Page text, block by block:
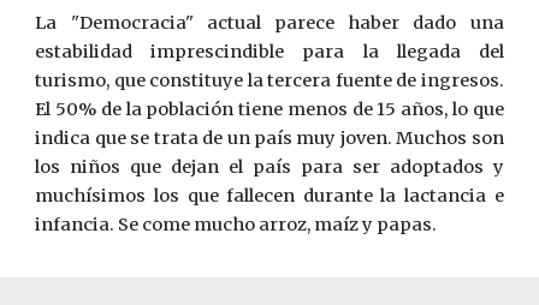
La "Democracia" actual parece haber dado una
estabilidad imprescindible para la llegada del
turismo, que constituye la tercera fuente de ingresos.
El 50% de la población tiene menos de 15 años, lo que
indica que se trata de un país muy joven. Muchos son
los niños que dejan el país para ser adoptados y
muchísimos los que fallecen durante la lactancia e
infancia. Se come mucho arroz, maíz y papas.